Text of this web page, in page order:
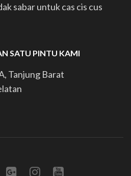
sabar untuk cas cis cus
SATU PINTU KAMI
Tanjung Barat